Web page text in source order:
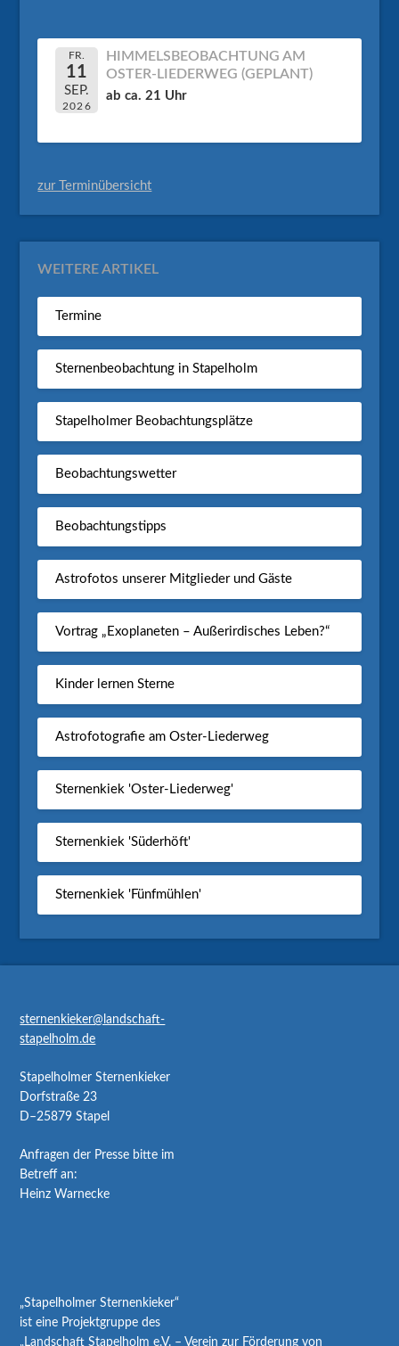
FR.
11
SEP.
2026
HIMMELSBEOBACHTUNG AM
OSTER-LIEDERWEG (GEPLANT)
ab ca. 21 Uhr
zur Terminübersicht
WEITERE ARTIKEL
Termine
Sternenbeobachtung in Stapelholm
Stapelholmer Beobachtungsplätze
Beobachtungswetter
Beobachtungstipps
Astrofotos unserer Mitglieder und Gäste
Vortrag „Exoplaneten – Außerirdisches Leben?“
Kinder lernen Sterne
Astrofotografie am Oster-Liederweg
Sternenkiek 'Oster-Liederweg'
Sternenkiek 'Süderhöft'
Sternenkiek 'Fünfmühlen'
sternenkieker@landschaft-
stapelholm.de
Stapelholmer Sternenkieker
Dorfstraße 23
D–25879 Stapel
Anfragen der Presse bitte im
Betreff an:
Heinz Warnecke
„Stapelholmer Sternenkieker“
ist eine Projektgruppe des
„Landschaft Stapelholm e.V. – Verein zur Förderung von